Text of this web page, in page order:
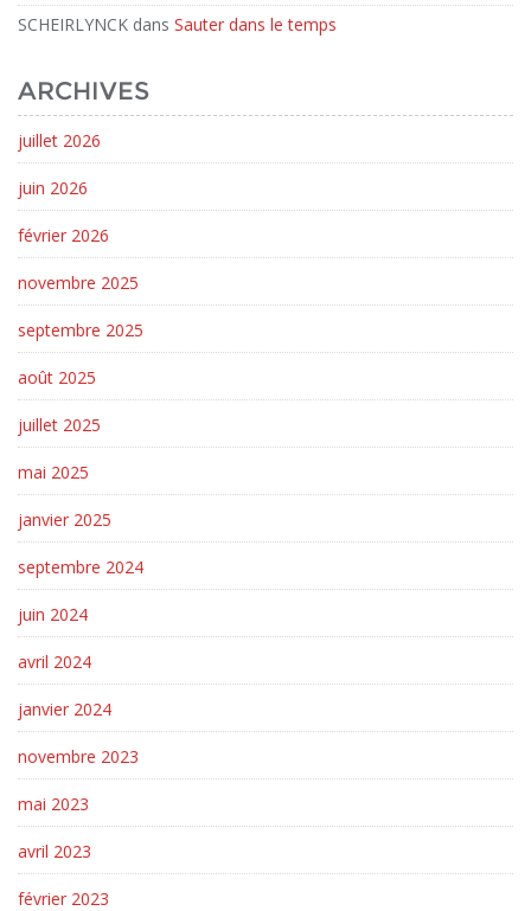
SCHEIRLYNCK dans Sauter dans le temps
ARCHIVES
juillet 2026
juin 2026
février 2026
novembre 2025
septembre 2025
août 2025
juillet 2025
mai 2025
janvier 2025
septembre 2024
juin 2024
avril 2024
janvier 2024
novembre 2023
mai 2023
avril 2023
février 2023